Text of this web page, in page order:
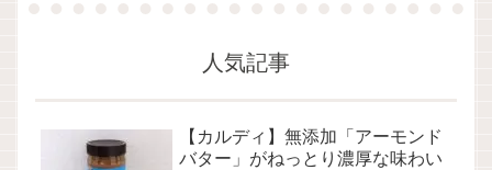
人気記事
【カルディ】無添加「アーモンド
バター」がねっとり濃厚な味わい